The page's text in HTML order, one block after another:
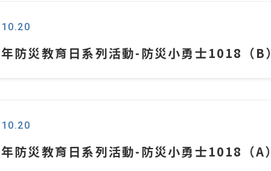
防災教育日系列活動-防災小勇士1018（B）
防災教育日系列活動-防災小勇士1018（A）